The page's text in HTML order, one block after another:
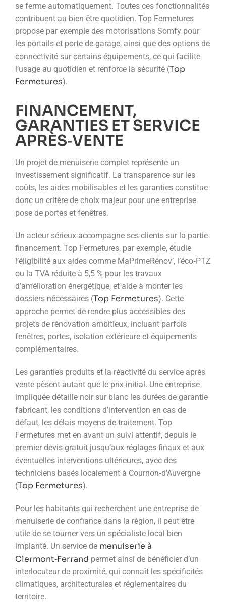
se ferme automatiquement. Toutes ces fonctionnalités
contribuent au bien être quotidien. Top Fermetures
propose par exemple des motorisations Somfy pour
les portails et porte de garage, ainsi que des options de
connectivité sur certains équipements, ce qui facilite
l’usage au quotidien et renforce la sécurité (Top
Fermetures).
FINANCEMENT,
GARANTIES ET SERVICE
APRÈS‑VENTE
Un projet de menuiserie complet représente un
investissement significatif. La transparence sur les
coûts, les aides mobilisables et les garanties constitue
donc un critère de choix majeur pour une entreprise
pose de portes et fenêtres.
Un acteur sérieux accompagne ses clients sur la partie
financement. Top Fermetures, par exemple, étudie
l’éligibilité aux aides comme MaPrimeRénov’, l’éco‑PTZ
ou la TVA réduite à 5,5 % pour les travaux
d’amélioration énergétique, et aide à monter les
dossiers nécessaires (Top Fermetures). Cette
approche permet de rendre plus accessibles des
projets de rénovation ambitieux, incluant parfois
fenêtres, portes, isolation extérieure et équipements
complémentaires.
Les garanties produits et la réactivité du service après
vente pèsent autant que le prix initial. Une entreprise
impliquée détaille noir sur blanc les durées de garantie
fabricant, les conditions d’intervention en cas de
défaut, les délais moyens de traitement. Top
Fermetures met en avant un suivi attentif, depuis le
premier devis gratuit jusqu’aux réglages finaux et aux
éventuelles interventions ultérieures, avec des
techniciens basés localement à Cournon‑d’Auvergne
(Top Fermetures).
Pour les habitants qui recherchent une entreprise de
menuiserie de confiance dans la région, il peut être
utile de se tourner vers un spécialiste local bien
implanté. Un service de menuiserie à
Clermont‑Ferrand permet ainsi de bénéficier d’un
interlocuteur de proximité, qui connaît les spécificités
climatiques, architecturales et réglementaires du
territoire.